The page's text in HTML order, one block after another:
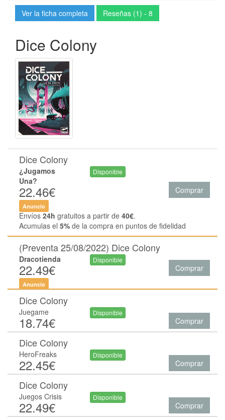
Ver la ficha completa Reseñas (1) - 8
Dice Colony
Dice Colony
¿Jugamos
Una?
22.46€
Disponible
Comprar
Anuncio
Envíos 24h gratuitos a partir de 40€.
Acumulas el 5% de la compra en puntos de fidelidad
(Preventa 25/08/2022) Dice Colony
Dracotienda
22.49€
Disponible
Comprar
Anuncio
Dice Colony
Juegame
18.74€
Disponible
Comprar
Dice Colony
HeroFreaks
22.45€
Disponible
Comprar
Dice Colony
Juegos Crisis
22.49€
Disponible
Comprar